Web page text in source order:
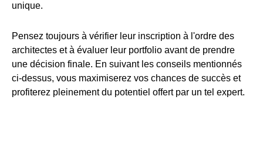
unique.
Pensez toujours à vérifier leur inscription à l'ordre des
architectes et à évaluer leur portfolio avant de prendre
une décision finale. En suivant les conseils mentionnés
ci-dessus, vous maximiserez vos chances de succès et
profiterez pleinement du potentiel offert par un tel expert.